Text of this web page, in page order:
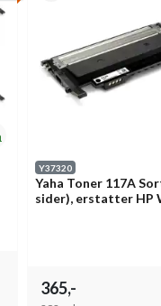
Y37320
Yaha Toner 117A
sider), erstatter HP
365,-